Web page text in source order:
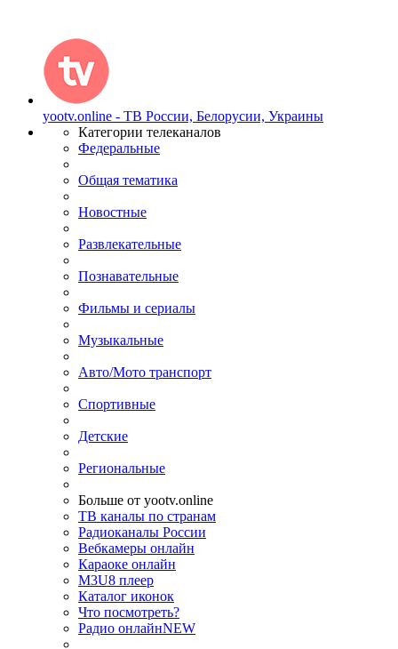
yootv.online - ТВ России, Белорусии, Украины
Категории телеканалов
Федеральные
Общая тематика
Новостные
Развлекательные
Познавательные
Фильмы и сериалы
Музыкальные
Авто/Мото транспорт
Спортивные
Детские
Региональные
Больше от yootv.online
ТВ каналы по странам
Радиоканалы России
Вебкамеры онлайн
Караоке онлайн
M3U8 плеер
Каталог иконок
Что посмотреть?
Радио онлайнNEW